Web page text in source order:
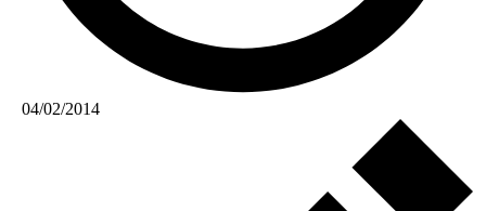
04/02/2014